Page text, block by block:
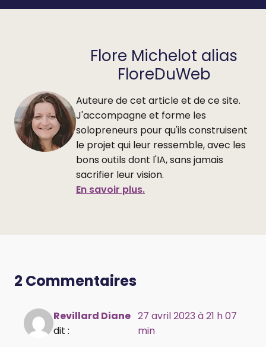
Flore Michelot alias
FloreDuWeb
Auteure de cet article et de ce site.
J'accompagne et forme les
solopreneurs pour qu'ils construisent
le projet qui leur ressemble, avec les
bons outils dont l'IA, sans jamais
sacrifier leur vision.
En savoir plus.
2 Commentaires
Revillard Diane
dit :
27 avril 2023 à 21 h 07
min